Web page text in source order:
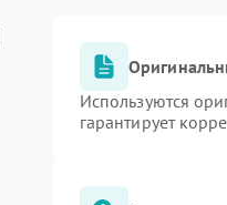
Используются
гарантирует